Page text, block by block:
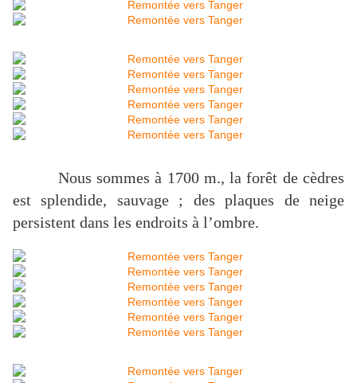
Nous sommes à 1700 m., la forêt de cèdres
est splendide, sauvage ; des plaques de neige
persistent dans les endroits à l’ombre.